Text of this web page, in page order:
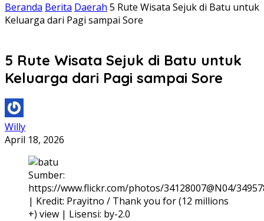
Beranda Berita Daerah 5 Rute Wisata Sejuk di Batu untuk
Keluarga dari Pagi sampai Sore
5 Rute Wisata Sejuk di Batu untuk
Keluarga dari Pagi sampai Sore
Willy
April 18, 2026
Sumber:
https://www.flickr.com/photos/34128007@N04/
| Kredit: Prayitno / Thank you for (12 millions
+) view | Lisensi: by-2.0